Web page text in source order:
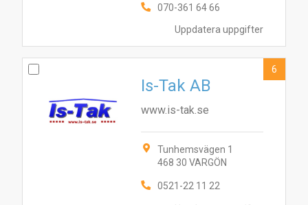
Uppdatera uppgifter
070-361 64 66
Is-Tak AB
www.is-tak.se
Tunhemsvägen 1
468 30 VARGÖN
0521-22 11 22
6